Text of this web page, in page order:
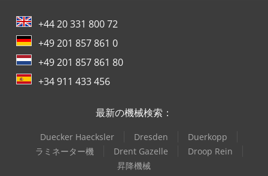
+44 20 331 800 72
+49 201 857 861 0
+49 201 857 861 80
+34 911 433 456
最新の機械検索：
Duecker Haecksler Dresden
Duerkopp
ラミネーター機
Drent Gazelle
Droop Rein
昇降機械